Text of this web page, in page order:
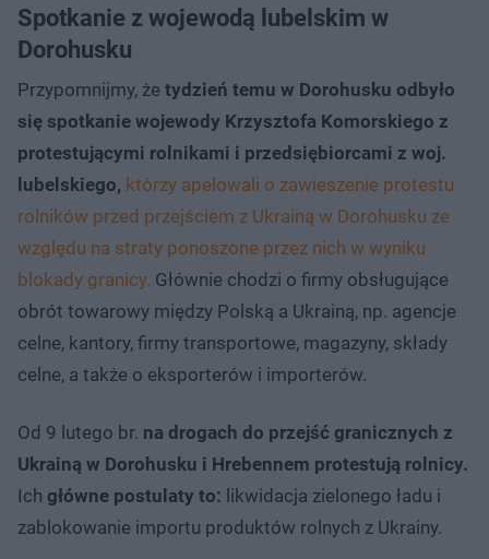
Spotkanie z wojewodą lubelskim w
Dorohusku
Przypomnijmy, że tydzień temu w Dorohusku odbyło
się spotkanie wojewody Krzysztofa Komorskiego z
protestującymi rolnikami i przedsiębiorcami z woj.
lubelskiego, którzy apelowali o zawieszenie protestu
rolników przed przejściem z Ukrainą w Dorohusku ze
względu na straty ponoszone przez nich w wyniku
blokady granicy. Głównie chodzi o firmy obsługujące
obrót towarowy między Polską a Ukrainą, np. agencje
celne, kantory, firmy transportowe, magazyny, składy
celne, a także o eksporterów i importerów.
Od 9 lutego br. na drogach do przejść granicznych z
Ukrainą w Dorohusku i Hrebennem protestują rolnicy.
Ich główne postulaty to: likwidacja zielonego ładu i
zablokowanie importu produktów rolnych z Ukrainy.